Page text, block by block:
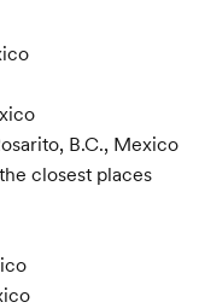
B.C., Mexico
closest places